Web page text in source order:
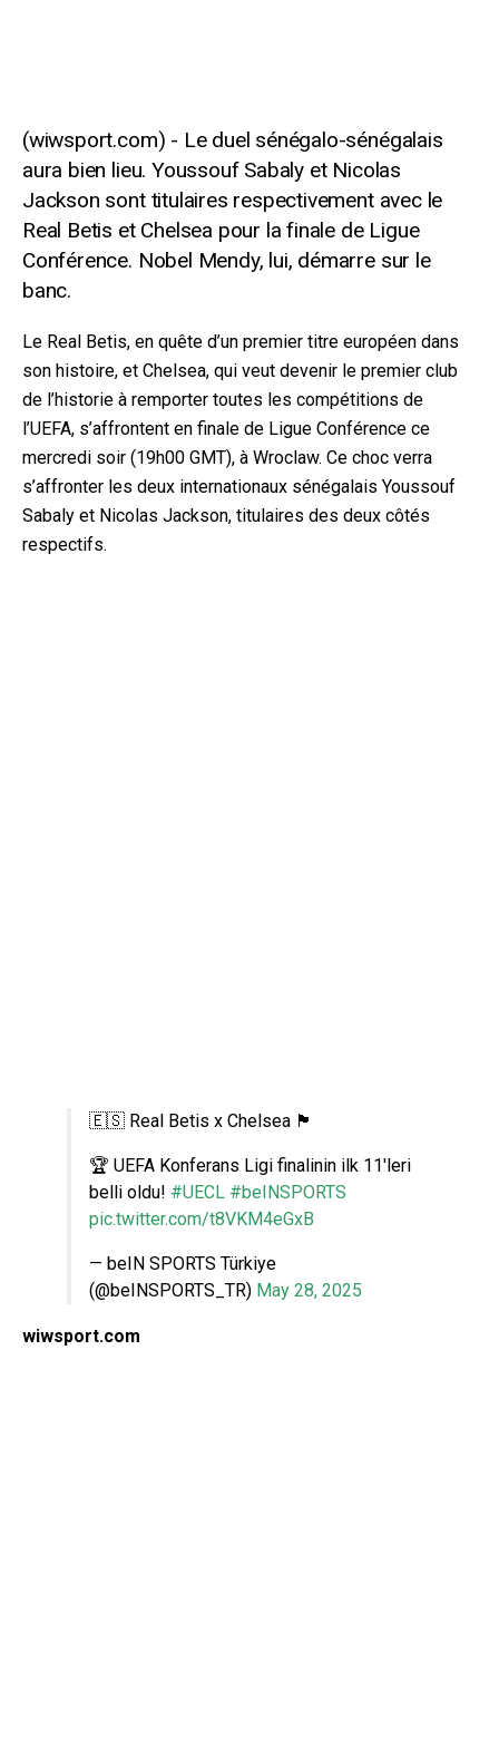
Le duel sénégalo-sénégalais
aura bien lieu. Youssouf Sabaly et Nicolas
Jackson sont titulaires respectivement avec le
Real Betis et Chelsea pour la finale de Ligue
Conférence. Nobel Mendy, lui, démarre sur le
banc.
Le Real Betis, en quête d’un premier titre européen dans
son histoire, et Chelsea, qui veut devenir le premier club
de l’historie à remporter toutes les compétitions de
l’UEFA, s’affrontent en finale de Ligue Conférence ce
mercredi soir (19h00 GMT), à Wroclaw. Ce choc verra
s’affronter les deux internationaux sénégalais Youssouf
Sabaly et Nicolas Jackson, titulaires des deux côtés
respectifs.
🇪🇸 Real Betis x Chelsea 🏴󠁧󠁢󠁥󠁮󠁧󠁿
🏆 UEFA Konferans Ligi finalinin ilk 11'leri
belli oldu! #UECL #beINSPORTS
pic.twitter.com/t8VKM4eGxB
— beIN SPORTS Türkiye
(@beINSPORTS_TR) May 28, 2025
wiwsport.com